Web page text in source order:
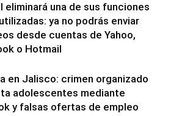
eliminará una de sus funciones
ya no podrás enviar
desde cuentas de Yahoo,
o Hotmail
en Jalisco: crimen organizado
adolescentes mediante
y falsas ofertas de empleo